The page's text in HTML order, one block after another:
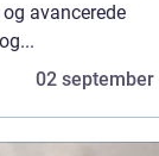
avancerede
02 september